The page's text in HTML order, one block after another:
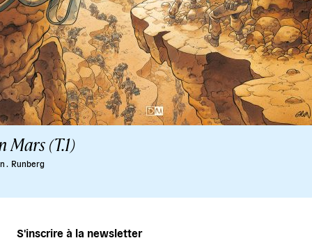
Mars (T.1)
. Runberg
S'inscrire à la newsletter